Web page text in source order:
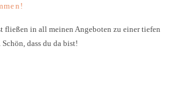
fließen in all meinen Angeboten zu einer tiefen
dass du da bist!